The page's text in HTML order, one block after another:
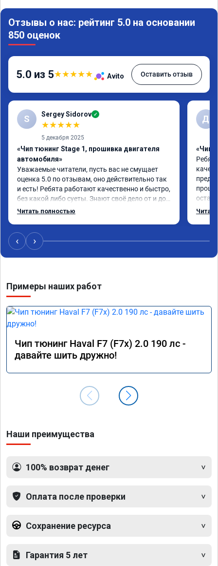
Отзывы о нас: рейтинг 5.0 на основании
850 оценок
5.0 из 5★★★★★ Avito Оставить отзыв
S Sergey Sidorov ✓
★★★★★
5 декабря 2025
«Чип тюнинг Stage 1, прошивка двигателя
автомобиля»
Уважаемые читатели, пусть вас не смущает
оценка 5.0 по отзывам, оно действительно так
и есть! Ребята работают качественно и быстро,
без какой либо суеты. Знают своё дело от и до!
Мне чипанули Mitsubishi Pajero 2018 года,
Успехов вам и вашей команде! Только газ!
Читать полностью
Д
«Чип
‹ ›
Примеры наших работ
Чип тюнинг Haval F7 (F7x) 2.0 190 лс -
давайте шить дружно!
Наши преимущества
100% возврат денег
Оплата после проверки
Сохранение ресурса
Гарантия 5 лет